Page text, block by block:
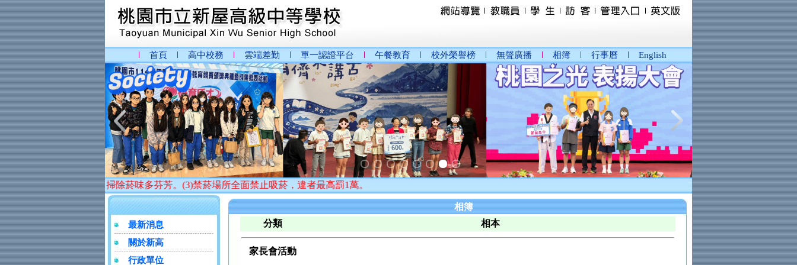
首頁 高中校務 雲端差勤 單一認證平台 午餐教育 校外榮譽榜 無聲廣播 相簿 行事曆 English
菸校園最健康，掃除菸味多芬芳。(3)禁菸場所全面禁止吸菸，違者最高罰1萬。
最新消息
關於新高
行政單位
相簿
分類
相本
家長會活動